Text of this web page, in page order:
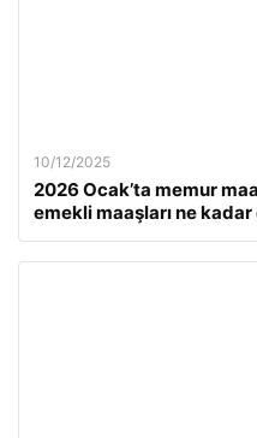
10/12/2025
2026 Ocak’ta memur
emekli maaşları ne